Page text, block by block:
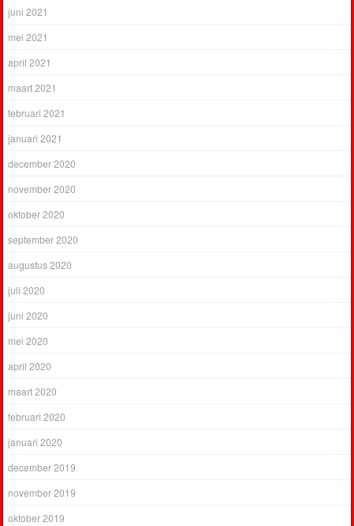
juni 2021
mei 2021
april 2021
maart 2021
februari 2021
januari 2021
december 2020
november 2020
oktober 2020
september 2020
augustus 2020
juli 2020
juni 2020
mei 2020
april 2020
maart 2020
februari 2020
januari 2020
december 2019
november 2019
oktober 2019